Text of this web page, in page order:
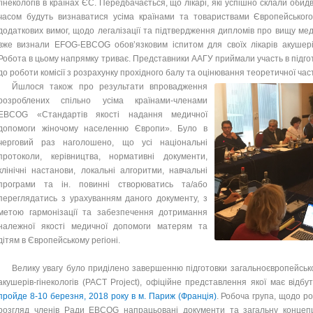
в країнах ЄС. Передбачається, що лікарі, які успішно склали
будуть визнаватися усіма країнами та товариствами
вимог, щодо легалізації та підтвердження дипломів про вищу
визнали EFOG-EBCOG обов’язковим іспитом для своїх лікарів
в цьому напрямку триває. Представники ААГУ приймали участь в
роботи комісії з розрахунку прохідного балу та оцінювання теоретичної
Йшлося також про результати впровадження
спільно усіма країнами-членами
«Стандартів якості надання медичної
жіночому населенню Європи». Було в
раз наголошено, що усі національні
керівництва, нормативні документи,
настанови, локальні алгоритми, навчальні
та ін. повинні створюватись та/або
з урахуванням даного документу, з
гармонізації та забезпечення дотримання
якості медичної допомоги матерям та
в Європейському регіоні.
Велику увагу було приділено завершенню підготовки
гінекологів (PACT Project), офіційне представлення якої має
8-10 березня, 2018 року в м. Париж (Франція). Робоча група, щодо
членів Ради EBCOG напрацьовані документи та загальну